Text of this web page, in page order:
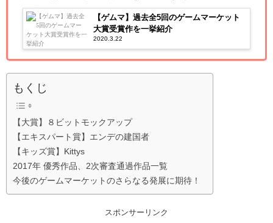
【ゲムマ】過去全5回のゲームマーケット
大賞受賞作を一挙紹介
2020.3.22
もくじ
【大賞】８ビットモックアップ
【エキスパート賞】エンデの建国者
【キッズ賞】Kittys
2017年 優秀作品、2次審査通過作品一覧
今後のゲームマーケットのさらなる発展に期待！
スポンサーリンク